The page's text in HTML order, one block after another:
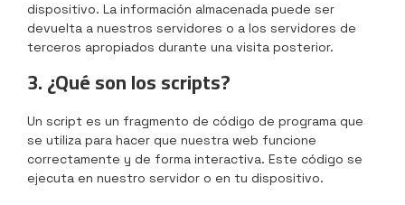
dispositivo. La información almacenada puede ser
devuelta a nuestros servidores o a los servidores de
terceros apropiados durante una visita posterior.
3. ¿Qué son los scripts?
Un script es un fragmento de código de programa que
se utiliza para hacer que nuestra web funcione
correctamente y de forma interactiva. Este código se
ejecuta en nuestro servidor o en tu dispositivo.